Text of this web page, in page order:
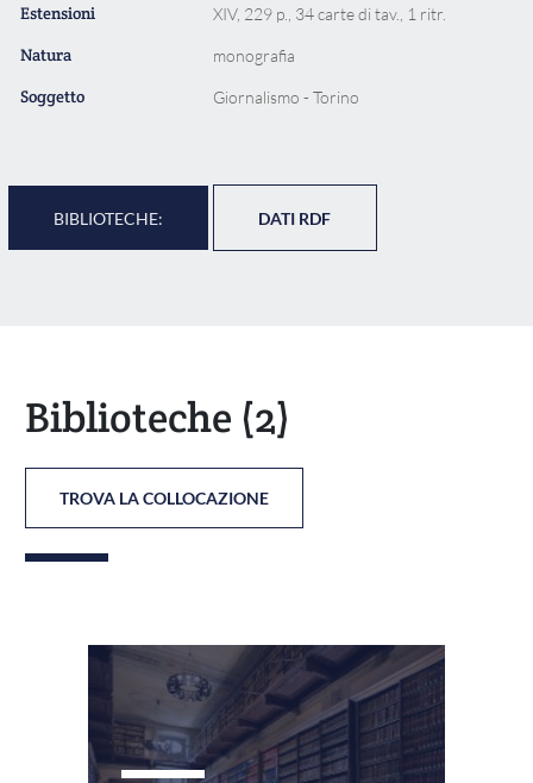
Estensioni XIV, 229 p., 34 carte di tav., 1 ritr.
Natura monografia
Soggetto Giornalismo - Torino
BIBLIOTECHE: DATI RDF
Biblioteche (2)
TROVA LA COLLOCAZIONE